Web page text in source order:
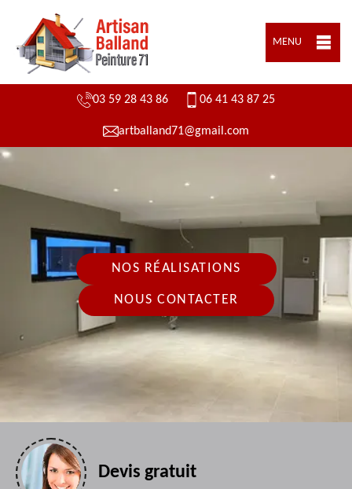
MENU
03 59 28 43 86 06 41 43 87 25
artballand71@gmail.com
NOS RÉALISATIONS
NOUS CONTACTER
Devis gratuit